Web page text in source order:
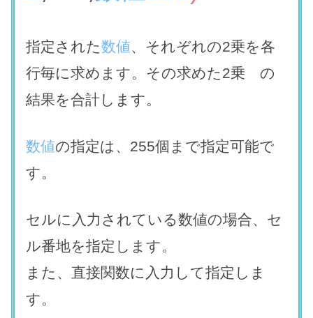
指定された数値、 それぞれの2乗を各
行毎に求めます。その求めた2乗 の
結果を合計します。
数値の指定は、255個まで指定可能で
す。
セルに入力されている数値の場合、セ
ル番地を指定します。
また、直接関数に入力して指定しま
す。